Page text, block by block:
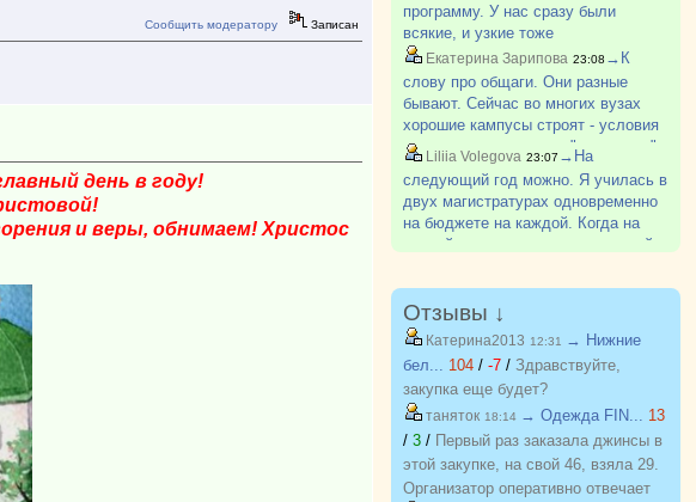
Сообщить модератору Записан
день в году!
и веры, обнимаем! Христос
программу. У нас сразу были
всякие, и узкие тоже
Екатерина Зарипова 23:08 →К
слову про общаги. Они разные
бывают. Сейчас во многих вузах
хорошие кампусы строят - условия
очень даже классные. "коридорок"
уже не так много. Ну и съем
квартиры по цене совсем не
сопоставим с ценой за общагу,
особен?
Liliia Volegova 23:07 →На
следующий год можно. Я училась в
двух магистратурах одновременно
на бюджете на каждой. Когда на
первой выпустилась, то на второй
контракт. И с бакалавриатом так
делают. Одновременно в одном ?
Отзывы ↓
Катерина2013 12:31
→ Нижние
бел... 104 / -7 / Здравствуйте,
закупка еще будет?
таняток 18:14 → Одежда FIN... 13
/ 3 / Первый раз заказала джинсы в
этой закупке, на свой 46, взяла 29.
Организатор оперативно отвечает